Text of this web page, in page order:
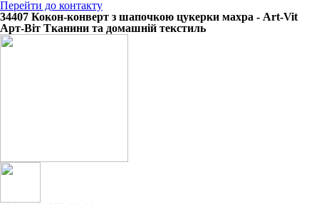
Перейти до контакту
34407 Кокон-конверт з шапочкою цукерки махра - Art-Vit
Арт-Віт Тканини та домашній текстиль